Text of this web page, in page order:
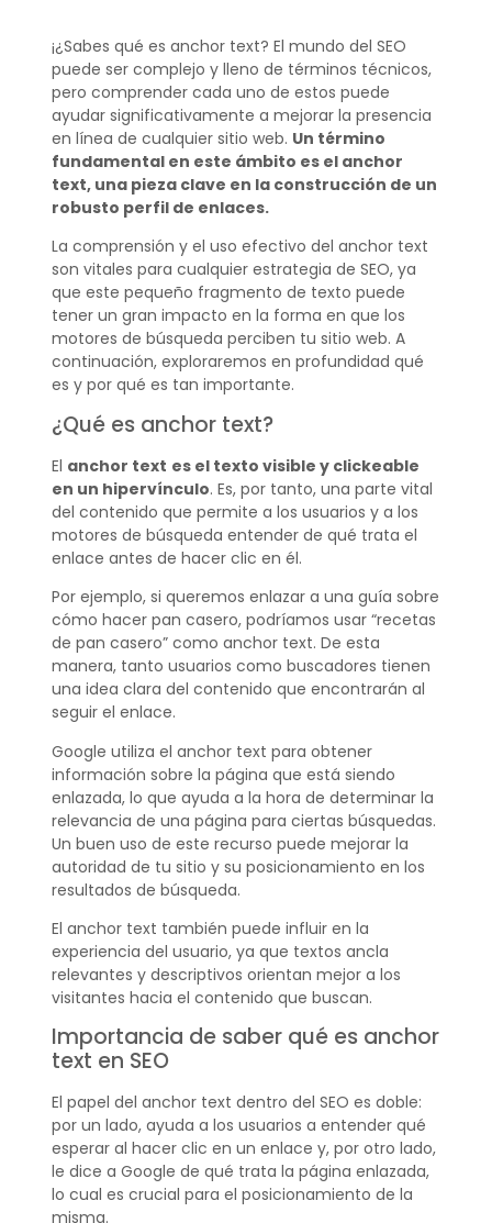
¡¿Sabes qué es anchor text? El mundo del SEO
puede ser complejo y lleno de términos técnicos,
pero comprender cada uno de estos puede
ayudar significativamente a mejorar la presencia
en línea de cualquier sitio web. Un término
fundamental en este ámbito es el anchor
text, una pieza clave en la construcción de un
robusto perfil de enlaces.
La comprensión y el uso efectivo del anchor text
son vitales para cualquier estrategia de SEO, ya
que este pequeño fragmento de texto puede
tener un gran impacto en la forma en que los
motores de búsqueda perciben tu sitio web. A
continuación, exploraremos en profundidad qué
es y por qué es tan importante.
¿Qué es anchor text?
El anchor text es el texto visible y clickeable
en un hipervínculo. Es, por tanto, una parte vital
del contenido que permite a los usuarios y a los
motores de búsqueda entender de qué trata el
enlace antes de hacer clic en él.
Por ejemplo, si queremos enlazar a una guía sobre
cómo hacer pan casero, podríamos usar “recetas
de pan casero” como anchor text. De esta
manera, tanto usuarios como buscadores tienen
una idea clara del contenido que encontrarán al
seguir el enlace.
Google utiliza el anchor text para obtener
información sobre la página que está siendo
enlazada, lo que ayuda a la hora de determinar la
relevancia de una página para ciertas búsquedas.
Un buen uso de este recurso puede mejorar la
autoridad de tu sitio y su posicionamiento en los
resultados de búsqueda.
El anchor text también puede influir en la
experiencia del usuario, ya que textos ancla
relevantes y descriptivos orientan mejor a los
visitantes hacia el contenido que buscan.
Importancia de saber qué es anchor
text en SEO
El papel del anchor text dentro del SEO es doble:
por un lado, ayuda a los usuarios a entender qué
esperar al hacer clic en un enlace y, por otro lado,
le dice a Google de qué trata la página enlazada,
lo cual es crucial para el posicionamiento de la
misma.